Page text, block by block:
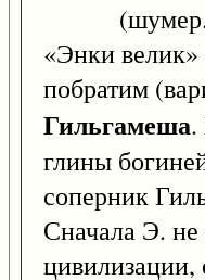
(шумер.,
«Энки велик»
побратим
Гильгамеша.
глины
соперник
Сначала Э. не